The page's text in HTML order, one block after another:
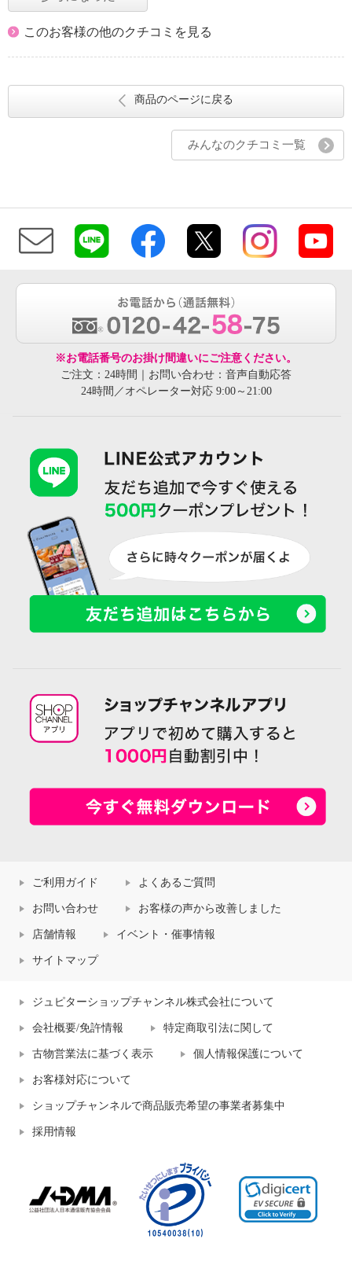
このお客様の他のクチコミを見る
商品のページに戻る
みんなのクチコミ一覧
※お電話番号のお掛け間違いにご注意ください。
ご注文：24時間｜お問い合わせ：音声自動応答
24時間／オペレーター対応 9:00～21:00
ご利用ガイド よくあるご質問
お問い合わせ お客様の声から改善しました
店舗情報 イベント・催事情報
サイトマップ
ジュピターショップチャンネル株式会社について
会社概要/免許情報 特定商取引法に関して
古物営業法に基づく表示 個人情報保護について
お客様対応について
ショップチャンネルで商品販売希望の事業者募集中
採用情報